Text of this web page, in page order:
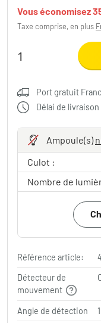
Vous économisez
Taxe comprise, en plus
Port gratuit
Délai de
Ampoule(s)
Culot :
Nombre de
Référence article:
Détecteur de
mouvement
Angle de détection